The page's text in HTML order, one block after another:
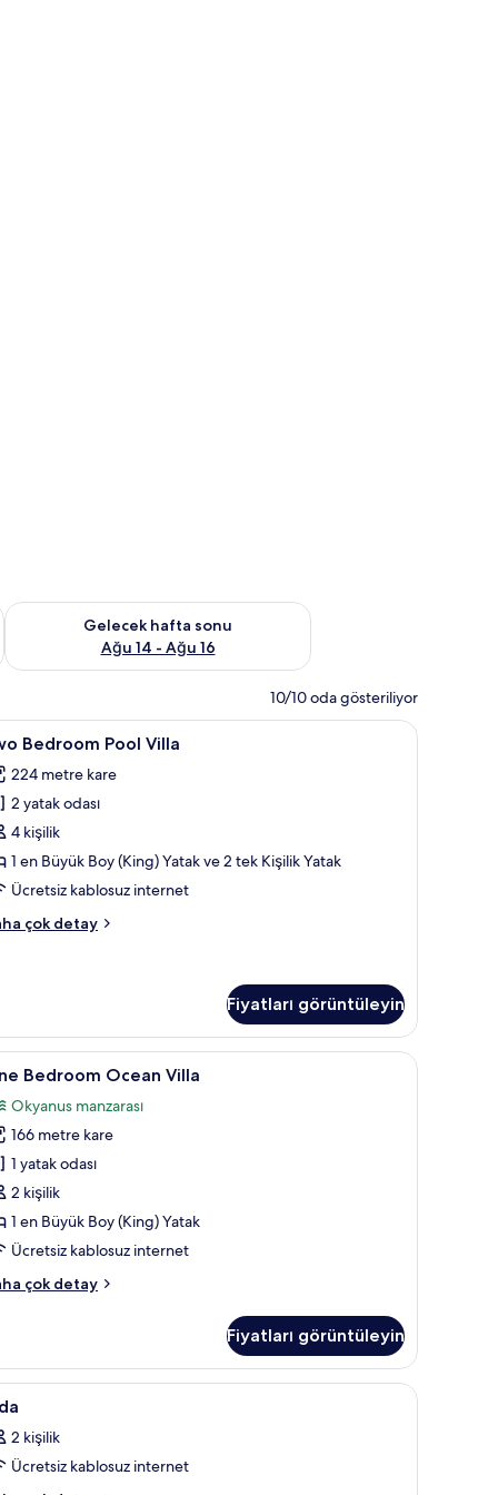
7 - Ağu 9
Gelecek hafta sonu
Ağu 14 - Ağu 16
Önümüzdeki hafta sonu için müsaitliği kontrol et Ağu 14 -
10/10 oda gösteriliyor
masa Two Bedroom Pool Villa | Kaliteli yatak
32 Bedroom Pool Villa
224 metre kare
2 yatak odası
4 kişilik
1 en Büyük Boy (King) Yatak ve 2 tek Kişilik Yatak
Ücretsiz kablosuz internet
çok detay
Fiyatları görüntüleyin
masa One Bedroom Ocean Villa | Kaliteli yatak
20Bedroom Ocean Villa
Okyanus manzarası
166 metre kare
1 yatak odası
2 kişilik
1 en Büyük Boy (King) Yatak
Ücretsiz kablosuz internet
çok detay
Fiyatları görüntüleyin
Kaliteli yatak takımı, minibar, odada kasa,
10
2 kişilik
Ücretsiz kablosuz internet